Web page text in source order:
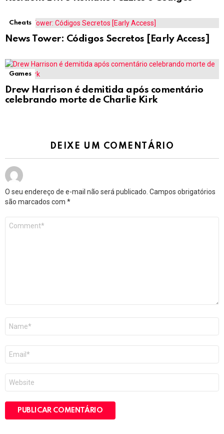
Cheats
News Tower: Códigos Secretos [Early Access]
Games
Drew Harrison é demitida após comentário
celebrando morte de Charlie Kirk
DEIXE UM COMENTÁRIO
O seu endereço de e-mail não será publicado. Campos obrigatórios
são marcados com *
mail
*